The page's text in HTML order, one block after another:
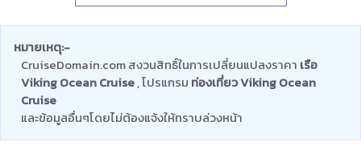
หมายเหตุ:-
CruiseDomain.com สงวนสิทธิ์ในการเปลี่ยนแปลงราคา เรือ
Viking Ocean Cruise, โปรแกรม ท่องเที่ยว Viking Ocean
Cruise
และข้อมูลอื่นๆโดยไม่ต้องแจ้งให้ทราบล่วงหน้า